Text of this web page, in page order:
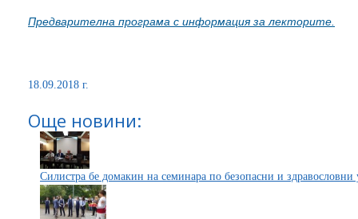
Предварителна програма с информация за лекторите.
18.09.2018 г.
Още новини:
Силистра бе домакин на семинара по безопасни и здравословни